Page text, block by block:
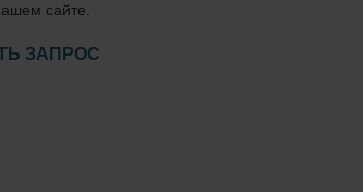
сайте.
ЗАПРОС